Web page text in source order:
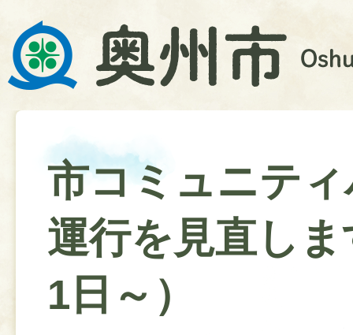
市コミュニテ
運行を見直し
1日～）